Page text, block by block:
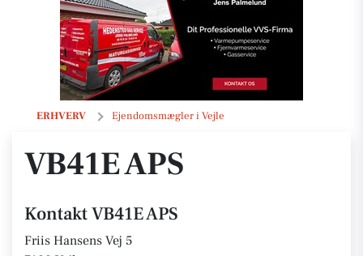
ERHVERV Ejendomsmægler i Vejle
VB41E APS
VB41E APS
Kontakt VB41E APS
Friis Hansens Vej 5